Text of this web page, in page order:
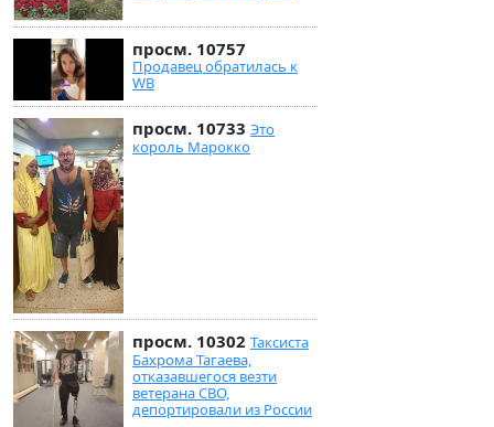
просм. 10757
Продавец обратилась к
WB
просм. 10733 Это
король Марокко
просм. 10302 Таксиста
Бахрома Тагаева,
отказавшегося везти
ветерана СВО,
депортировали из России